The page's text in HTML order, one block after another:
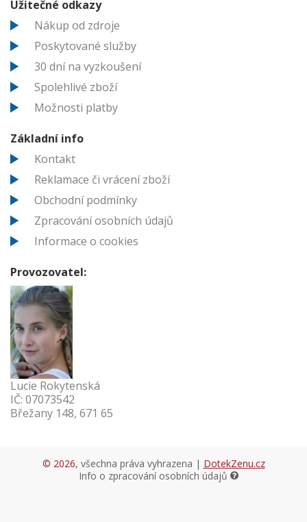
Užitečné odkazy
Nákup od zdroje
Poskytované služby
30 dní na vyzkoušení
Spolehlivé zboží
Možnosti platby
Základní info
Kontakt
Reklamace či vrácení zboží
Obchodní podmínky
Zpracování osobních údajů
Informace o cookies
Provozovatel:
Lucie Rokytenská
IČ: 07073542
Břežany 148, 671 65
© 2026, všechna práva vyhrazena | DotekZenu.cz
Info o zpracování osobních údajů